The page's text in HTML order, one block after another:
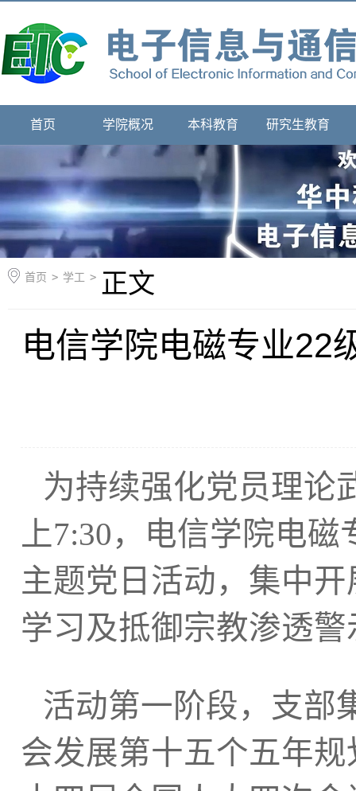
首页 学院概况 本科教育 研究生教育
首页 > 学工 > 正文
电信学院电磁专业22
为持续强化党员理论
上7:30 ，电信学院电磁
主题党日活动，集中
学习及抵御宗教渗透
活动第一阶段，支部
会发展第十五个五年